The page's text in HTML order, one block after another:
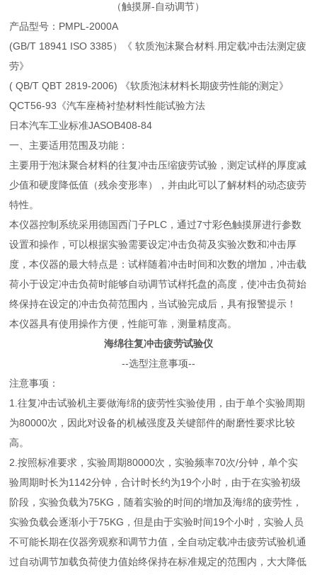
（触摸屏-自动调节）
产品型号：PMPL-2000A
(GB/T 18941 ISO 3385）《 软质泡沫聚合材料.用定载冲击法测定疲
劳》
( QB/T QBT 2819-2006) 《软质泡沫材料长期疲劳性能的测定》
QCT56-93《汽车座椅衬垫材料性能试验方法
日本汽车工业标准JASOB408-84
一、主要适用范围及功能：
主要用于泡沫聚合材料的往复冲击压缩疲劳试验，测定试样的厚度减
少值和硬度降低值（残余变形率），并由此可以了解材料的动态疲劳
特性。
本仪器控制系统采用德国西门子PLC，通过7寸彩色触摸屏进行参数
设置和操作，可以根据实验需要设定冲击负荷及实验次数和冲击厚
度，本仪器的最大特点是：试样随着冲击时间和次数的增加，冲击载
荷小于设定冲击负荷时能够自动调节试样托盘的高度，使冲击负荷始
终保持在设定的冲击负荷范围内，当试验完成后，具有报警提示！
本仪器具有使用操作方便，性能可靠，测量精度高。
海绵往复冲击疲劳试验仪
--选型注意事项--
注意事项：
1.往复冲击试验机主要做海绵的疲劳性实验使用，由于单个实验周期
为80000次，因此对设备的机械强度及关键部件的耐磨性要求比较
高。
2.按照标准要求，实验周期80000次，实验频率70次/分钟，单个实
验周期时长为1142分钟，合计时长约为19个小时，由于在实验初级
阶段，实验负载为75KG，随着实验的时间的增加及海绵的疲劳性，
实验负载会逐渐小于75KG，但是由于实验时间19个小时，实验人员
不可能长期在仪器旁观察和调节力值，全自动定载冲击疲劳试验机通
过自动调节加载负荷使力值始终保持在标准规定的范围内，大大降低